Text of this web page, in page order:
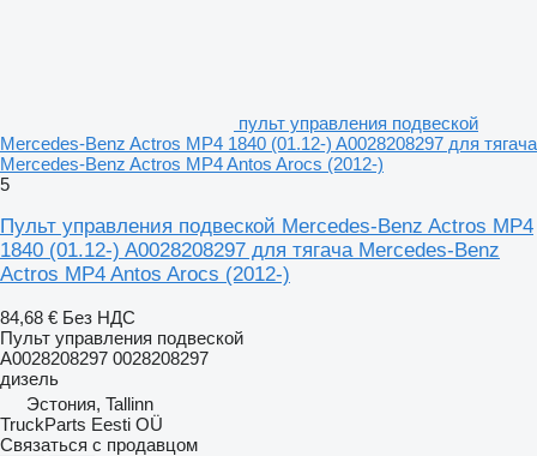
пульт управления подвеской
Mercedes-Benz Actros MP4 1840 (01.12-) A0028208297 для тягача
Mercedes-Benz Actros MP4 Antos Arocs (2012-)
5
Пульт управления подвеской Mercedes-Benz Actros MP4
1840 (01.12-) A0028208297 для тягача Mercedes-Benz
Actros MP4 Antos Arocs (2012-)
84,68 € Без НДС
Пульт управления подвеской
A0028208297 0028208297
дизель
Эстония, Tallinn
TruckParts Eesti OÜ
Связаться с продавцом